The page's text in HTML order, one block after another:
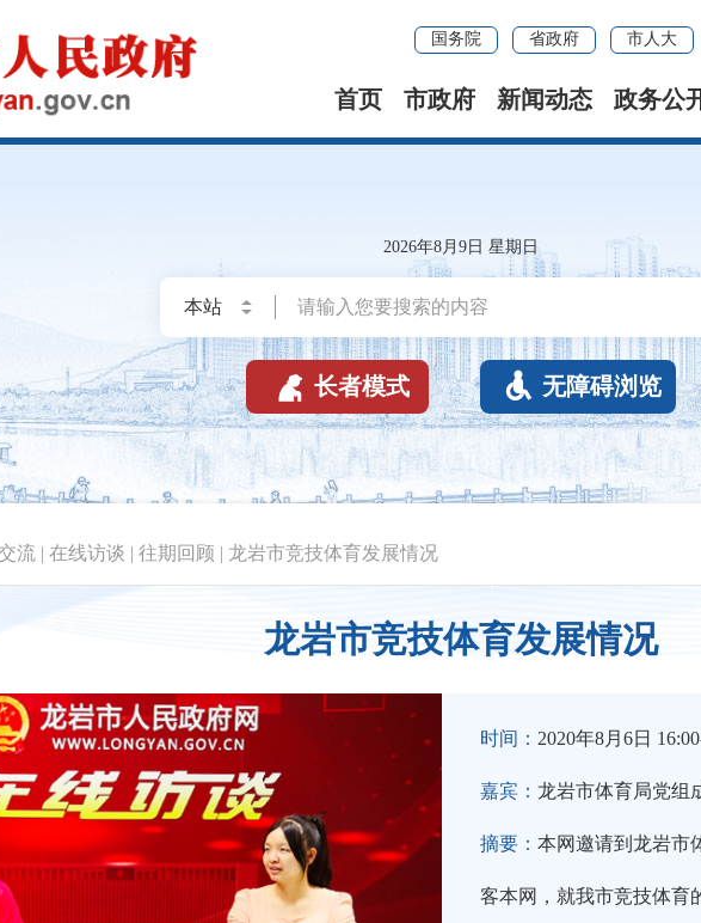
国务院 省政府 市人大
首页 市政府 新闻动态 政务公
2026年8月9日 星期日
 长者模式  无障碍浏览
流 | 在线访谈 | 往期回顾 | 龙岩市竞技体育发展情况
龙岩市竞技体育发展情况
时间： 2020年8月6日
嘉宾： 龙岩市体育局党组
摘要： 本网邀请到龙岩市
客本网，就我市竞技体育